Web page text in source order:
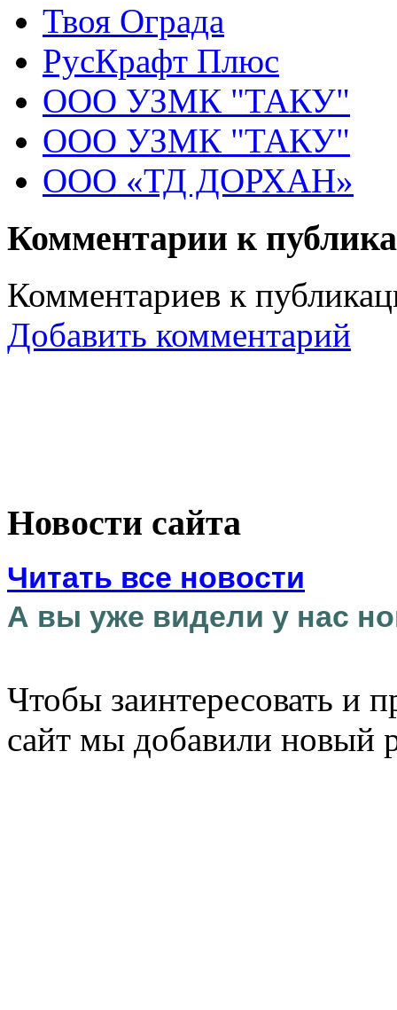
Твоя Ограда
РусКрафт Плюс
ООО УЗМК "ТАКУ"
ООО УЗМК "ТАКУ"
ООО «ТД ДОРХАН»
Комментарии к
Комментариев к
Добавить комментарий
Новости сайта
Читать все новости
А вы уже видели у нас
Чтобы заинтересовать и
сайт мы добавили новый